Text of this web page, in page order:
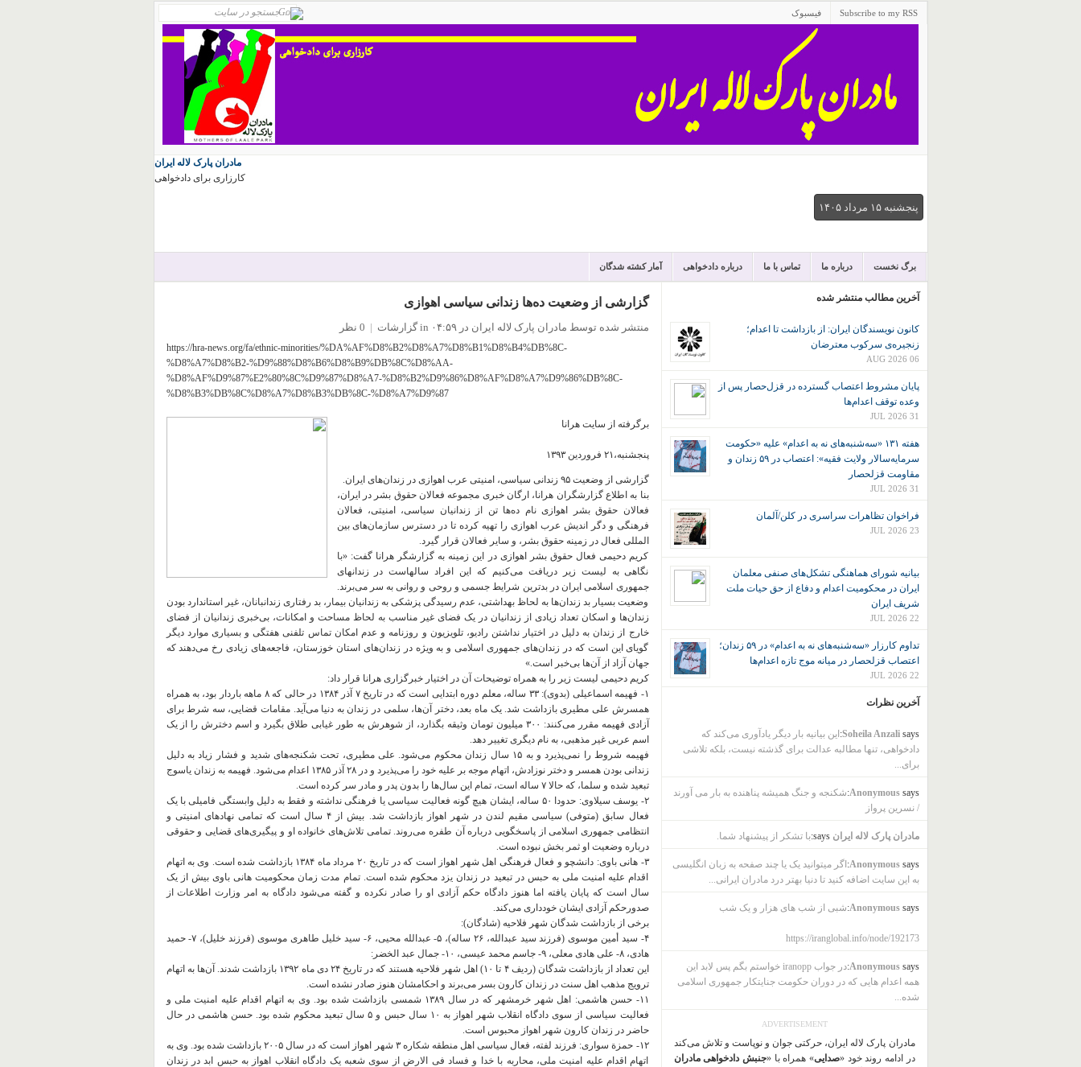
Subscribe to my RSS فیسبوک
مادران پارک لاله ایران
کارزاری برای دادخواهی
پنجشنبه ۱۵ مرداد ۱۴۰۵
برگ نخست درباره ما تماس با ما درباره دادخواهی آمار کشته شدگان
گزارشی از وضعیت ده‌ها زندانی سیاسی اهوازی
منتشر شده توسط مادران پارک لاله ایران در ۰۴:۵۹ in گزارشات | 0 نظر
https://hra-news.org/fa/ethnic-minorities/%DA%AF%D8%B2%D8%A7%D8%B1%D8%B4%DB%8C-
%D8%A7%D8%B2-%D9%88%D8%B6%D8%B9%DB%8C%D8%AA-
%D8%AF%D9%87%E2%80%8C%D9%87%D8%A7-%D8%B2%D9%86%D8%AF%D8%A7%D9%86%DB%8C-
%D8%B3%DB%8C%D8%A7%D8%B3%DB%8C-%D8%A7%D9%87
برگرفته از سایت هرانا
پنجشنبه،۲۱ فروردین ۱۳۹۳
گزارشی از وضعیت ۹۵ زندانی سیاسی، امنیتی عرب اهوازی در زندان‌های ایران.
بنا به اطلاع گزارشگران هرانا، ارگان خبری مجموعه فعالان حقوق بشر در ایران،
فعالان حقوق بشر اهوازی نام ده‌ها تن از زندانیان سیاسی، امنیتی، فعالان
فرهنگی و دگر اندیش عرب اهوازی را تهیه کرده تا در دسترس سازمان‌های بین
المللی فعال در زمینه حقوق بشر، و سایر فعالان قرار گیرد.
کریم دحیمی فعال حقوق بشر اهوازی در این زمینه به گزارشگر هرانا گفت: «با
نگاهی به لیست زیر دریافت می‌کنیم که این افراد سالهاست در زندانهای
جمهوری اسلامی ایران در بد‌ترین شرایط جسمی و روحی و روانی به سر می‌برند.
وضعیت بسیار بد زندان‌ها به لحاظ بهداشتی، عدم رسیدگی پزشکی به زندانیان بیمار، بد رفتاری زندانبانان، غیر استاندارد بودن
زندان‌ها و اسکان تعداد زیادی از زندانیان در یک فضای غیر مناسب به لحاظ مساحت و امکانات، بی‌خبری زندانیان از فضای
خارج از زندان به دلیل در اختیار نداشتن رادیو، تلویزیون و روزنامه و عدم امکان تماس تلفنی هفتگی و بسیاری موارد دیگر
گویای این است که در زندان‌های جمهوری اسلامی و به ویژه در زندان‌های استان خوزستان، فاجعه‌های زیادی رخ می‌دهند که
جهان آزاد از آن‌ها بی‌خبر است.»
کریم دحیمی لیست زیر را به همراه توضیحات آن در اختیار خبرگزاری هرانا قرار داد:
۱- فهیمه اسماعیلی (بدوی): ٣٣ ساله، معلم دوره ابتدایی است که در تاریخ ۷ آذر ۱۳۸۴ در حالی که ۸ ماهه باردار بود، به همراه
همسرش علی مطیری بازداشت شد. یک ماه بعد، دختر آن‌ها، سلمى در زندان به دنیا می‌آید. مقامات قضایی، سه شرط برای
آزادی فهیمه مقرر می‌کنند: ۳۰۰ میلیون تومان وثیقه بگذارد، از شوهرش به طور غیابی طلاق بگیرد و اسم دخترش را از یک
اسم عربی غیر مذهبی، به نام دیگری تغییر دهد.
فهیمه شروط را نمی‌پذیرد و به ۱۵ سال زندان محکوم می‌شود. علی مطیری، تحت شکنجه‌های شدید و فشار زیاد به دلیل
زندانی بودن همسر و دختر نوزادش، اتهام موجه بر علیه خود را می‌پذیرد و در ۲۸ آذر ۱۳۸۵ اعدام می‌شود. فهیمه به زندان یاسوج
تبعید شده و سلما، که حالا ۷ ساله است، تمام این سال‌ها را بدون پدر و مادر سر کرده است.
٢- یوسف سیلاوی: حدودا ۵۰ ساله، ایشان هیچ گونه فعالیت سیاسی یا فرهنگی نداشته و فقط به دلیل وابستگی فامیلی با یک
فعال سابق (متوفی) سیاسی مقیم لندن در شهر اهواز بازداشت شد. بیش از ۴ سال است که تمامی نهادهای امنیتی و
انتظامی جمهوری اسلامی از پاسخگویی درباره آن طفره می‌روند. تمامی تلاش‌های خانواده او و پیگیری‌های قضایی و حقوقی
درباره وضعیت او ثمر بخش نبوده است.
٣- هانی باوی: دانشچو و فعال فرهنگی اهل شهر اهواز است که در تاریخ ۲۰ مرداد ماه ۱۳۸۴ بازداشت شده است. وی به اتهام
اقدام علیه امنیت ملی به حبس در تبعید در زندان یزد محکوم شده است. تمام مدت زمان محکومیت هانی باوی بیش از یک
سال است که پایان یافته اما هنوز دادگاه حکم آزادی او را صادر نکرده و گفته می‌شود دادگاه به امر وزارت اطلاعات از
صدورحکم آزادی ایشان خودداری می‌کند.
برخی از بازداشت شدگان شهر فلاحیه (شادگان):
۴- سید أمین موسوی (فرزند سید عبدالله، ٢۶ ساله)، ۵- عبدالله محیی، ۶- سید خلیل طاهری موسوی (فرزند خلیل)، ٧- حمید
هادی، ٨- علی هادی معلى، ٩- جاسم محمد عیسى، ١٠- جمال عبد الخضر:
این تعداد از بازداشت شدگان (ردیف ۴ تا ۱۰) اهل شهر فلاحیه هستند که در تاریخ ۲۴ دی ماه ۱۳۹۲ بازداشت شدند. آن‌ها به اتهام
ترویج مذهب اهل سنت در زندان کارون بسر می‌برند و احکامشان هنوز صادر نشده است.
١١- حسن هاشمی: اهل شهر خرمشهر که در سال ۱۳۸۹ شمسی بازداشت شده بود. وی به اتهام اقدام علیه امنیت ملی و
فعالیت سیاسی از سوی دادگاه انقلاب شهر اهواز به ١٠ سال حبس و ۵ سال تبعید محکوم شده بود. حسن هاشمی در حال
حاضر در زندان کارون شهر اهواز محبوس است.
١٢- حمزة سواری: فرزند لفته، فعال سیاسی اهل منطقه شکاره ٣ شهر اهواز است که در سال ۲۰۰۵ بازداشت شده بود. وی به
اتهام اقدام علیه امنیت ملی، محاربه با خدا و فساد فی الارض از سوی شعبه یک دادگاه انقلاب اهواز به حبس ابد در زندان
آخرین مطالب منتشر شده
کانون نويسندگان ايران: از بازداشت تا اعدام؛
زنجیره‌ی سرکوب معترضان
06 AUG 2026
پایان مشروط اعتصاب گسترده در قزل‌حصار پس از
وعده توقف اعدام‌ها
31 JUL 2026
هفته ۱۳۱ «سه‌شنبه‌های نه به اعدام» علیه «حکومت
سرمایه‌سالار ولایت فقیه»: اعتصاب در ۵۹ زندان و
مقاومت قزلحصار
31 JUL 2026
فراخوان تظاهرات سراسری در کلن/آلمان
23 JUL 2026
بیانیه شورای هماهنگی تشکل‌های صنفی معلمان
ایران در محکومیت اعدام و دفاع از حق حیات ملت
شریف ایران
22 JUL 2026
تداوم کارزار «سه‌شنبه‌های نه به اعدام» در ۵۹ زندان؛
اعتصاب قزلحصار در میانه موج تازه اعدام‌ها
22 JUL 2026
آخرین نظرات
Soheila Anzalisays:
این بیانیه بار دیگر یادآوری می‌کند که
دادخواهی، تنها مطالبه عدالت برای گذشته نیست، بلکه تلاشی
برای...
Anonymoussays:
شکنجه و جنگ همیشه پناهنده به بار می آورند
/ نسرین پرواز
مادران پارک لاله ایران says: با تشکر از پیشنهاد شما.
Anonymoussays:
اگر میتوانید یک یا چند صفحه به زبان انگلیسی
به این سایت اضافه کنید تا دنیا بهتر درد مادران ایرانی...
Anonymoussays: شبی از شب های هزار و یک شب
https://iranglobal.info/node/192173
Anonymoussays:
در جواب iranopp خواستم بگم پس لابد این
همه اعدام هایی که در دوران حکومت جنایتکار جمهوری اسلامی
شده...
ADVERTISEMENT
مادران پارک لاله ایران، حرکتی جوان و نوپاست و تلاش می‌کند
در ادامه روند خود «صدایی» همراه با «جنبش دادخواهی مادران